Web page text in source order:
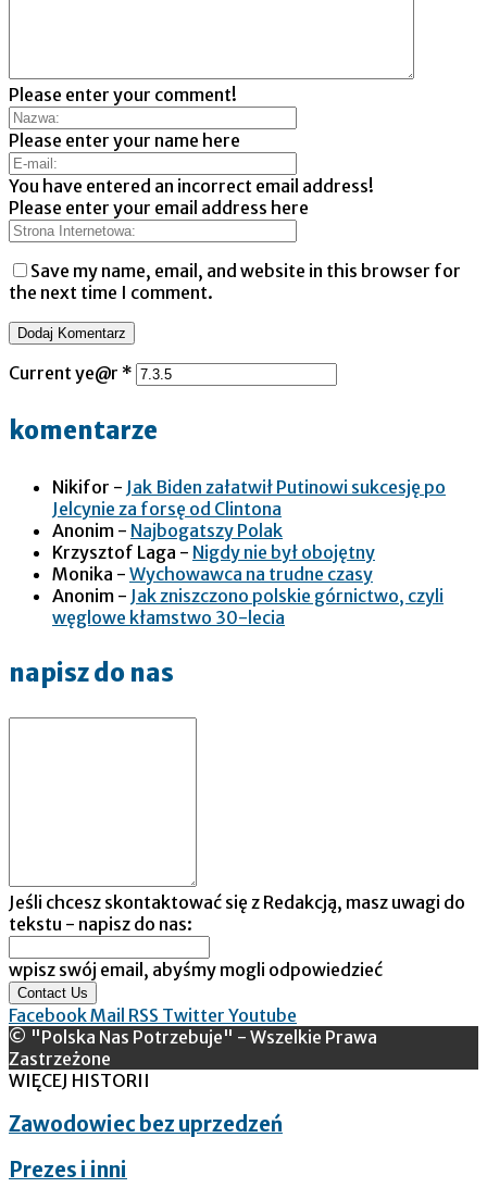
Please enter your comment!
Please enter your name here
You have entered an incorrect email address!
Please enter your email address here
Save my name, email, and website in this browser for
the next time I comment.
Current ye@r *
komentarze
Nikifor - Jak Biden załatwił Putinowi sukcesję po
Jelcynie za forsę od Clintona
Anonim - Najbogatszy Polak
Krzysztof Laga - Nigdy nie był obojętny
Monika - Wychowawca na trudne czasy
Anonim - Jak zniszczono polskie górnictwo, czyli
węglowe kłamstwo 30-lecia
napisz do nas
Jeśli chcesz skontaktować się z Redakcją, masz uwagi do
tekstu - napisz do nas:
wpisz swój email, abyśmy mogli odpowiedzieć
Contact Us
FacebookMail RSS Twitter Youtube
© "Polska Nas Potrzebuje" - Wszelkie Prawa
Zastrzeżone
WIĘCEJ HISTORII
Zawodowiec bez uprzedzeń
Prezes i inni